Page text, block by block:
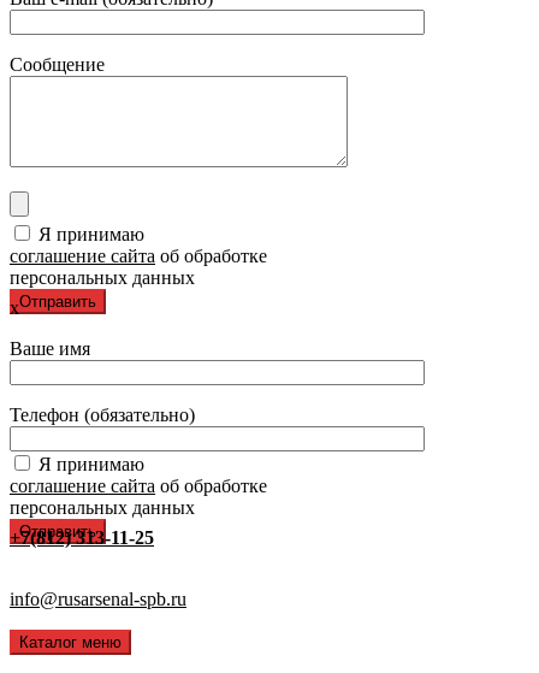
Сообщение
Я принимаю
соглашение сайта об обработке
персональных данных
x
Ваше имя
Телефон (обязательно)
Я принимаю
соглашение сайта об обработке
персональных данных
+7(812) 313-11-25
info@rusarsenal-spb.ru
Каталог меню